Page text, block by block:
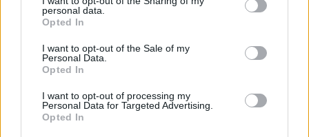
personal data.
Opted In
I want to opt-out of the Sale of my
Personal Data.
Opted In
I want to opt-out of processing my
Personal Data for Targeted Advertising.
Opted In
Lire la suite...
recette facile et gourmande